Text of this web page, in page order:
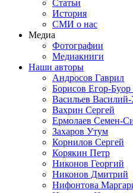
Статьи
История
СМИ о нас
Медиа
Фотографии
Медиакниги
Наши авторы
Андросов Гаврил
Борисов Егор-Буор
Васильев
Вахрин Сергей
Ермолаев Семен-
Захаров Утум
Корнилов Сергей
Корякин Петр
Никонов Георгий
Никонов Дмитрий
Нифонтова